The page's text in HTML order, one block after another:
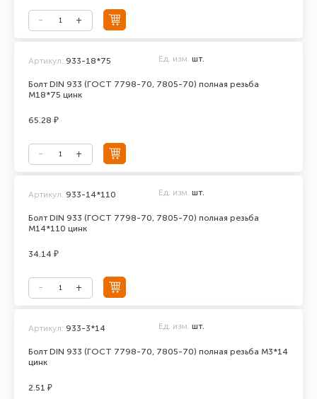
Болт DIN 933 (ГОСТ 7798-70, 7805-70) полная резьба
М18*75 цинк
Артикул: 933-18*75 Ед. изм. шт.
65.28 ₽
Болт DIN 933 (ГОСТ 7798-70, 7805-70) полная резьба
М14*110 цинк
Артикул: 933-14*110 Ед. изм. шт.
34.14 ₽
Болт DIN 933 (ГОСТ 7798-70, 7805-70) полная резьба М3*14
цинк
Артикул: 933-3*14 Ед. изм. шт.
2.51 ₽